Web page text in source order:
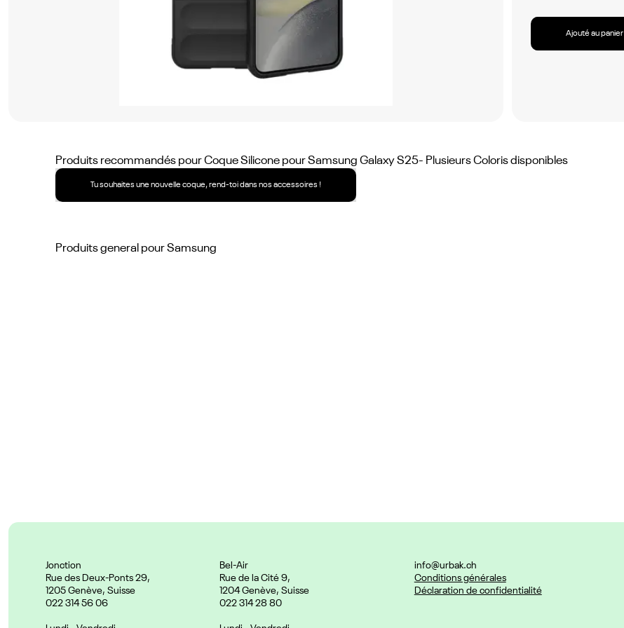
Ajouté au panier
Produits recommandés pourCoque Silicone pour Samsung Galaxy S25- Plusieurs Coloris disponibles
Tu souhaites une nouvelle coque, rend-toi dans nos accessoires !
Produits general pourSamsung
Jonction
Rue des Deux-Ponts 29,
1205 Genève, Suisse
022 314 56 06
Bel-Air
Rue de la Cité 9,
1204 Genève, Suisse
022 314 28 80
info@urbak.ch
Conditions générales
Déclaration de confidentialité